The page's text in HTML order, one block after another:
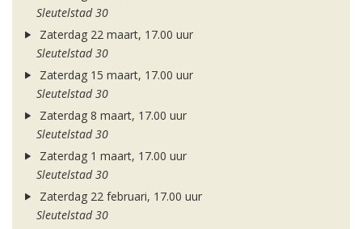
Sleutelstad 30
Zaterdag 22 maart, 17.00 uur
Sleutelstad 30
Zaterdag 15 maart, 17.00 uur
Sleutelstad 30
Zaterdag 8 maart, 17.00 uur
Sleutelstad 30
Zaterdag 1 maart, 17.00 uur
Sleutelstad 30
Zaterdag 22 februari, 17.00 uur
Sleutelstad 30